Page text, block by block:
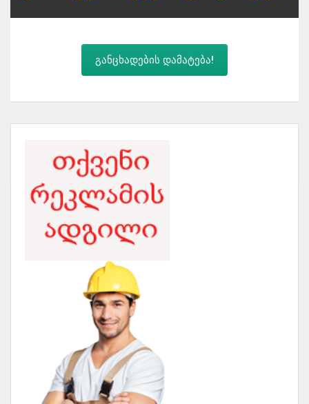
განცხადების დამატება!